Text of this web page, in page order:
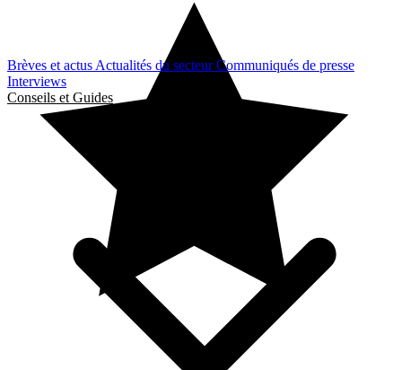
Brèves et actus Actualités du secteurCommuniqués de presse
Interviews
Conseils et Guides